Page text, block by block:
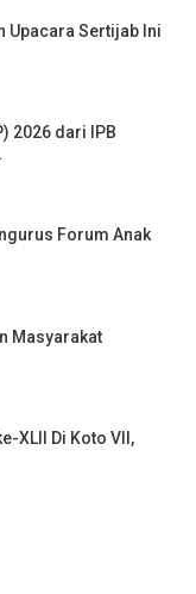
Upacara Sertijab Ini
2026 dari IPB
Forum Anak
Masyarakat
XLII Di Koto VII,